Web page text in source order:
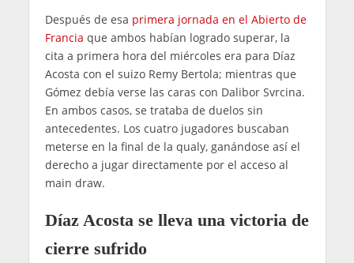
Después de esa primera jornada en el Abierto de
Francia que ambos habían logrado superar, la
cita a primera hora del miércoles era para Díaz
Acosta con el suizo Remy Bertola; mientras que
Gómez debía verse las caras con Dalibor Svrcina.
En ambos casos, se trataba de duelos sin
antecedentes. Los cuatro jugadores buscaban
meterse en la final de la qualy, ganándose así el
derecho a jugar directamente por el acceso al
main draw.
Díaz Acosta se lleva una victoria de
cierre sufrido